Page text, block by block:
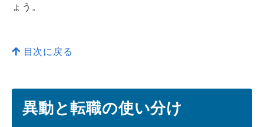
ょう。
目次に戻る
異動と転職の使い分け